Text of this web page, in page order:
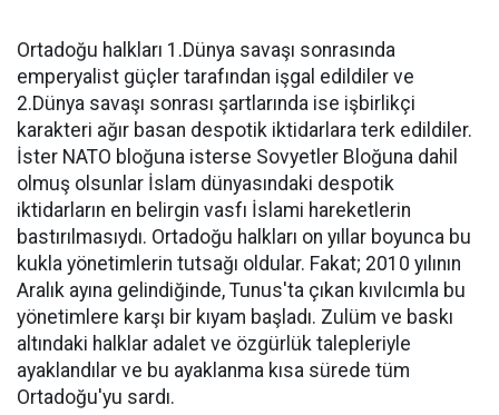
Ortadoğu halkları 1.Dünya savaşı sonrasında
emperyalist güçler tarafından işgal edildiler ve
2.Dünya savaşı sonrası şartlarında ise işbirlikçi
karakteri ağır basan despotik iktidarlara terk edildiler.
İster NATO bloğuna isterse Sovyetler Bloğuna dahil
olmuş olsunlar İslam dünyasındaki despotik
iktidarların en belirgin vasfı İslami hareketlerin
bastırılmasıydı. Ortadoğu halkları on yıllar boyunca bu
kukla yönetimlerin tutsağı oldular. Fakat; 2010 yılının
Aralık ayına gelindiğinde, Tunus'ta çıkan kıvılcımla bu
yönetimlere karşı bir kıyam başladı. Zulüm ve baskı
altındaki halklar adalet ve özgürlük talepleriyle
ayaklandılar ve bu ayaklanma kısa sürede tüm
Ortadoğu'yu sardı.